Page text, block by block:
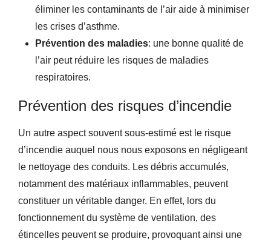
éliminer les contaminants de l’air aide à minimiser
les crises d’asthme.
Prévention des maladies: une bonne qualité de
l’air peut réduire les risques de maladies
respiratoires.
Prévention des risques d’incendie
Un autre aspect souvent sous-estimé est le risque
d’incendie auquel nous nous exposons en négligeant
le nettoyage des conduits. Les débris accumulés,
notamment des matériaux inflammables, peuvent
constituer un véritable danger. En effet, lors du
fonctionnement du système de ventilation, des
étincelles peuvent se produire, provoquant ainsi une